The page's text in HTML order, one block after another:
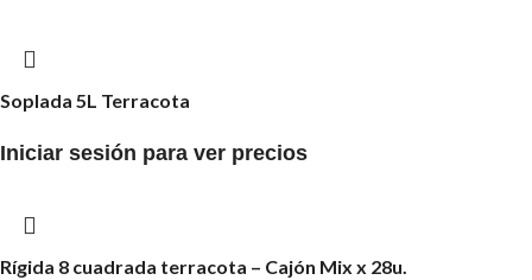
Soplada 5L Terracota
Iniciar sesión para ver precios
Rígida 8 cuadrada terracota – Cajón Mix x 28u.